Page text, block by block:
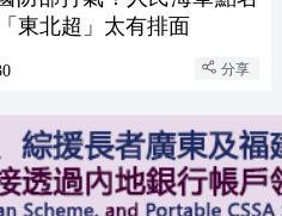
東北超」太有排面
分享